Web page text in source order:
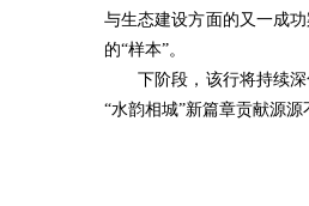
与生态建设方面的又一成
的“样本”。
下阶段，该行将持续
“水韵相城”新篇章贡献源源